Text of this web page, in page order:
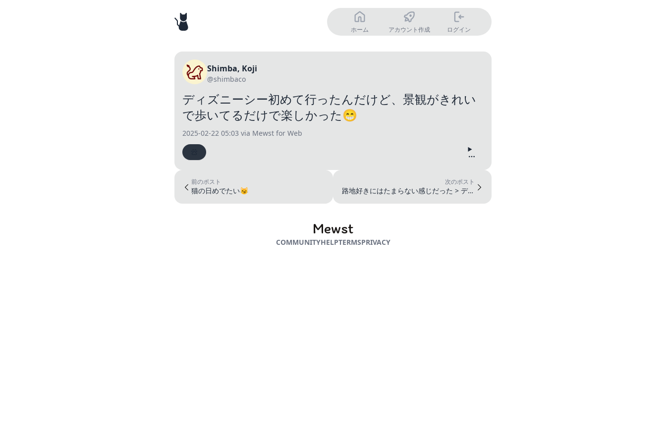
ホーム アカウント作成 ログイン
Shimba, Koji
@shimbaco
ディズニーシー初めて行ったんだけど、景観がきれい
で歩いてるだけで楽しかった😁
2025-02-22 05:03 via Mewst for Web
前のポスト
猫の日めでたい😼
次のポスト
路地好きにはたまらない感じだった > ディ
Mewst
COMMUNITYHELPTERMSPRIVACY